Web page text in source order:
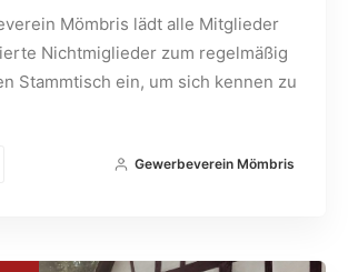
Mömbris lädt alle Mitglieder
Nichtmiglieder zum regelmäßig
Stammtisch ein, um sich kennen zu
Gewerbeverein Mömbris